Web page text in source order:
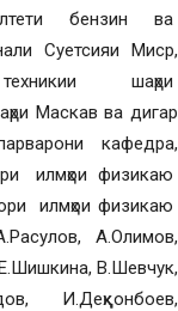
бензин ва
Суетсияи Миср,
шаҳри
Маскав ва дигар
кафедра,
илмҳои физикаю
илмҳои физикаю
А.Олимов,
В.Шевчук,
И.Деҳқонбоев,